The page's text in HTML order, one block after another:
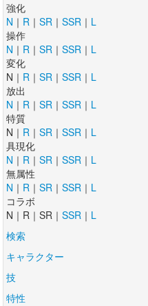
強化
N ｜ R ｜ SR ｜ SSR ｜ L
操作
N ｜ R ｜ SR ｜ SSR ｜ L
変化
N｜ R ｜ SR ｜ SSR ｜ L
放出
N ｜ R ｜ SR ｜ SSR ｜ L
特質
N｜ R ｜ SR ｜ SSR ｜ L
具現化
N ｜ R ｜ SR ｜ SSR ｜ L
無属性
N ｜ R ｜ SR ｜ SSR ｜ L
コラボ
N｜R｜SR｜ SSR ｜ L
検索
キャラクター
技
特性